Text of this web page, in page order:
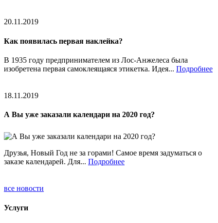
20.11.2019
Как появилась первая наклейка?
В 1935 году предпринимателем из Лос-Анжелеса была
изобретена первая самоклеящаяся этикетка. Идея... Подробнее
18.11.2019
А Вы уже заказали календари на 2020 год?
Друзья, Новый Год не за горами! Самое время задуматься о
заказе календарей. Для... Подробнее
все новости
Услуги